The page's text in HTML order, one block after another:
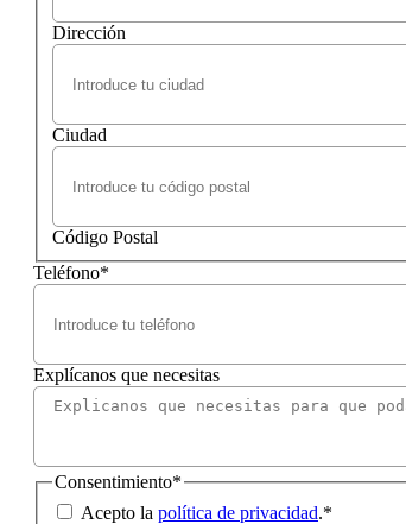
Dirección
Ciudad
Código Postal
Teléfono*
Explícanos que necesitas
Consentimiento*
Acepto la política de privacidad.*